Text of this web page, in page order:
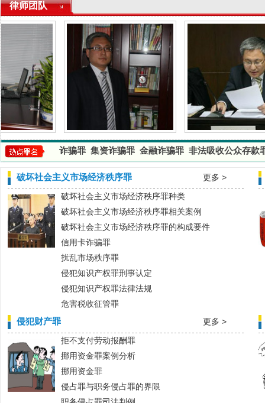
律师团队
诈骗罪 集资诈骗罪 金融诈骗罪 非法吸收公众存款
破坏社会主义市场经济秩序罪
更多 >
破坏社会主义市场经济秩序罪种类
破坏社会主义市场经济秩序罪相关案例
破坏社会主义市场经济秩序罪的构成要件
信用卡诈骗罪
扰乱市场秩序罪
侵犯知识产权罪刑事认定
侵犯知识产权罪法律法规
危害税收征管罪
侵犯财产罪
更多 >
拒不支付劳动报酬罪
挪用资金罪案例分析
挪用资金罪
侵占罪与职务侵占罪的界限